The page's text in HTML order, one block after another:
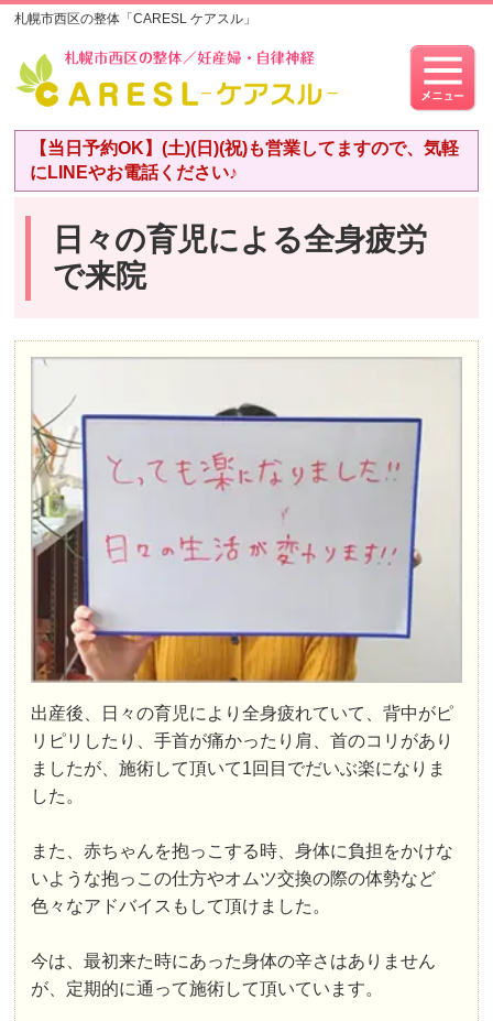
札幌市西区の整体「CARESL ケアスル」
【当日予約OK】(土)(日)(祝)も営業してますので、気軽
にLINEやお電話ください♪
日々の育児による全身疲労
で来院
出産後、日々の育児により全身疲れていて、背中がピ
リピリしたり、手首が痛かったり肩、首のコリがあり
ましたが、施術して頂いて1回目でだいぶ楽になりま
した。
また、赤ちゃんを抱っこする時、身体に負担をかけな
いような抱っこの仕方やオムツ交換の際の体勢など
色々なアドバイスもして頂けました。
今は、最初来た時にあった身体の辛さはありません
が、定期的に通って施術して頂いています。